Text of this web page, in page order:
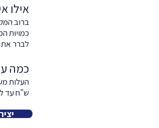
אילו
ברוב
כמויות
לברר את
כמה
העלות
ש"ח עד